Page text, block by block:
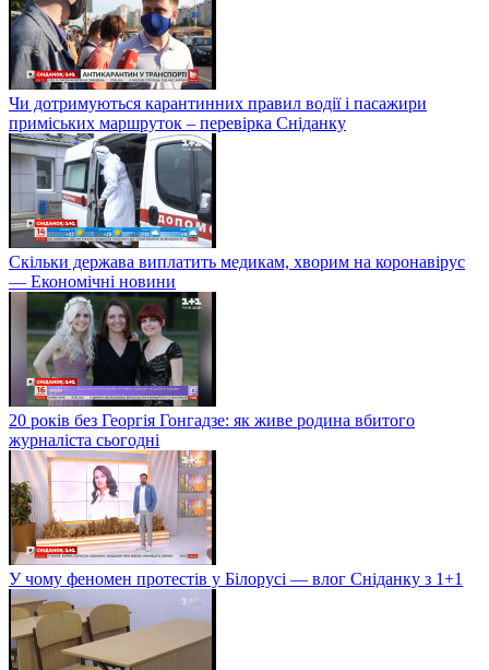
Чи дотримуються карантинних правил водії і пасажири
приміських маршруток – перевірка Сніданку
Скільки держава виплатить медикам, хворим на коронавірус
— Економічні новини
20 років без Георгія Гонгадзе: як живе родина вбитого
журналіста сьогодні
У чому феномен протестів у Білорусі — влог Сніданку з 1+1